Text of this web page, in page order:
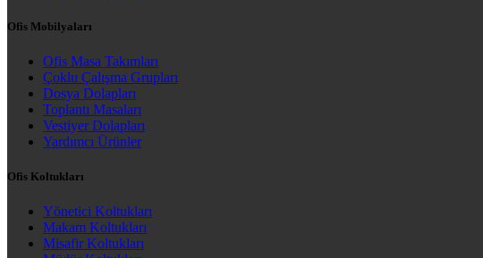
Ofis Mobilyaları
Ofis Masa Takımları
Çoklu Çalışma Grupları
Dosya Dolapları
Toplantı Masaları
Vestiyer Dolapları
Yardımcı Ürünler
Ofis Koltukları
Yönetici Koltukları
Makam Koltukları
Misafir Koltukları